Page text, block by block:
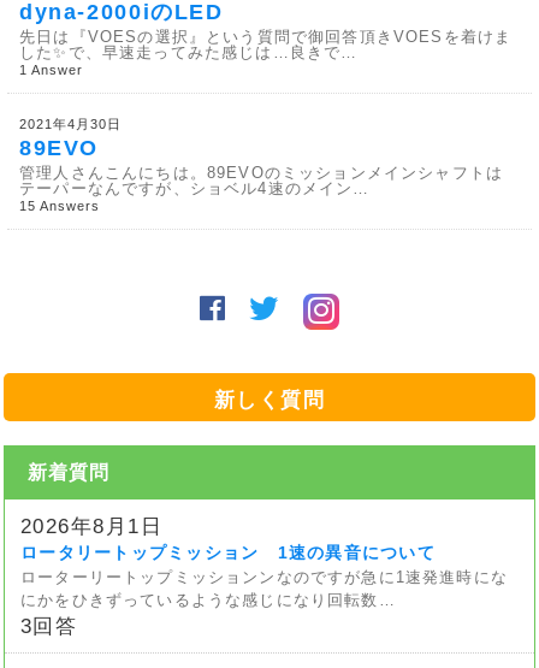
dyna-2000iのLED
先日は『VOESの選択』という質問で御回答頂きVOESを着けま
した✨で、早速走ってみた感じは…良きで…
1 Answer
2021年4月30日
89EVO
管理人さんこんにちは。89EVOのミッションメインシャフトは
テーパーなんですが、ショベル4速のメイン…
15 Answers
新しく質問
新着質問
2026年8月1日
ロータリートップミッション 1速の異音について
ローターリートップミッションンなのですが急に1速発進時にな
にかをひきずっているような感じになり回転数…
3回答